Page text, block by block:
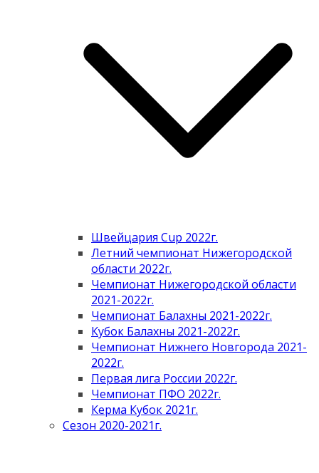
Швейцария Cup 2022г.
Летний чемпионат Нижегородской
области 2022г.
Чемпионат Нижегородской области
2021-2022г.
Чемпионат Балахны 2021-2022г.
Кубок Балахны 2021-2022г.
Чемпионат Нижнего Новгорода 2021-
2022г.
Первая лига России 2022г.
Чемпионат ПФО 2022г.
Керма Кубок 2021г.
Сезон 2020-2021г.